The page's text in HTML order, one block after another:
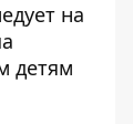
на
детям